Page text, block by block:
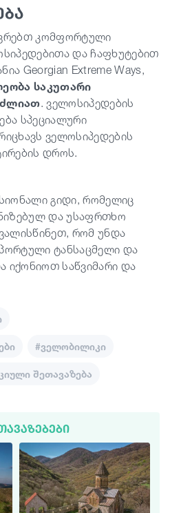
კომფორტული
და ჩაფხუტებით
Georgian Extreme Ways,
საკუთარი
. ველოსიპედების
სპეციალური
ველოსიპედების
დროს.
გიდი, რომელიც
და უსაფრთხო
რომ უნდა
ტანსაცმელი და
იქონიოთ საწვიმარი და
#ველობილიკი
შეთავაზება